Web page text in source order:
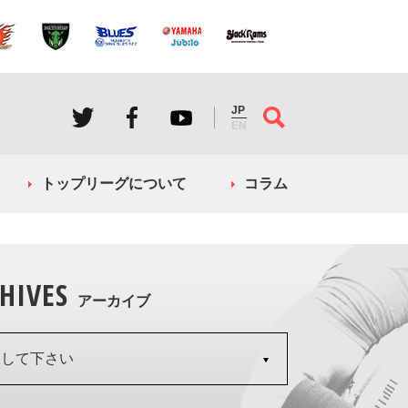
JP
EN
トップリーグについて コラム
アーカイブ
て下さい